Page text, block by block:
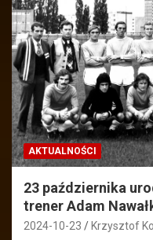
AKTUALNOŚCI
23 października
trener Adam
2024-10-23 Krzysztof